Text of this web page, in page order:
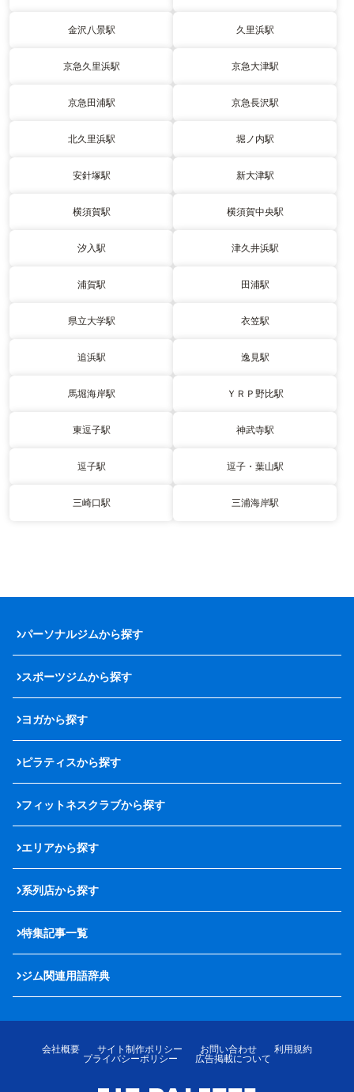
金沢八景駅 久里浜駅
京急久里浜駅 京急大津駅
京急田浦駅 京急長沢駅
北久里浜駅 堀ノ内駅
安針塚駅 新大津駅
横須賀駅 横須賀中央駅
汐入駅 津久井浜駅
浦賀駅 田浦駅
県立大学駅 衣笠駅
追浜駅 逸見駅
馬堀海岸駅 ＹＲＰ野比駅
東逗子駅 神武寺駅
逗子駅 逗子・葉山駅
三崎口駅 三浦海岸駅
パーソナルジムから探す
スポーツジムから探す
ヨガから探す
ピラティスから探す
フィットネスクラブから探す
エリアから探す
系列店から探す
特集記事一覧
ジム関連用語辞典
会社概要 サイト制作ポリシー お問い合わせ
利用規約
プライバシーポリシー
広告掲載について